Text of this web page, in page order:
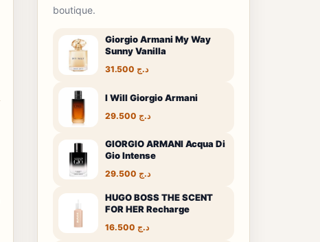
boutique.
Giorgio Armani My Way
Sunny Vanilla
د.ج
I Will Giorgio Armani
د.ج
GIORGIO ARMANI Acqua Di
Gio Intense
د.ج
HUGO BOSS THE SCENT
FOR HER Recharge
د.ج